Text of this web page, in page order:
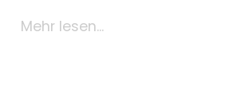
Mehr lesen...